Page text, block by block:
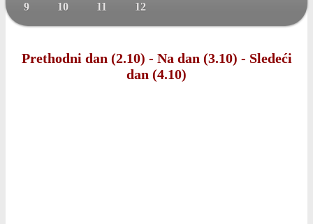
9 10 11 12
Prethodni dan (2.10) - Na dan (3.10) - Sledeći
dan (4.10)